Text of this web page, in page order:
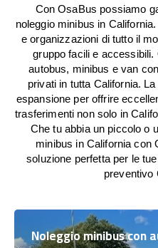
Con OsaBus possiamo
noleggio minibus in
e organizzazioni di tutto il
gruppo facili e
autobus, minibus e van
privati in tutta California.
espansione per offrire
trasferimenti non solo in
Che tu abbia un piccolo o
minibus in California con
soluzione perfetta per le
preventivo
Noleggio minibus con